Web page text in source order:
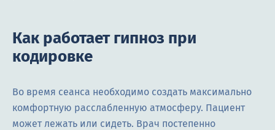
Как работает гипноз при
кодировке
Во время сеанса необходимо создать максимально
комфортную расслабленную атмосферу. Пациент
может лежать или сидеть. Врач постепенно